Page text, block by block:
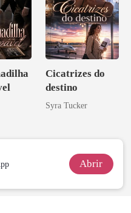
Cicatrizes do
destino
Syra Tucker
Abrir